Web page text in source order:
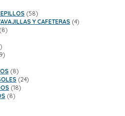
5858
productos
Y CAFETERAS 44
88
productos
29
88
productos
2424
1818
88